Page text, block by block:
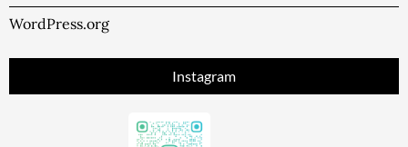
WordPress.org
Instagram